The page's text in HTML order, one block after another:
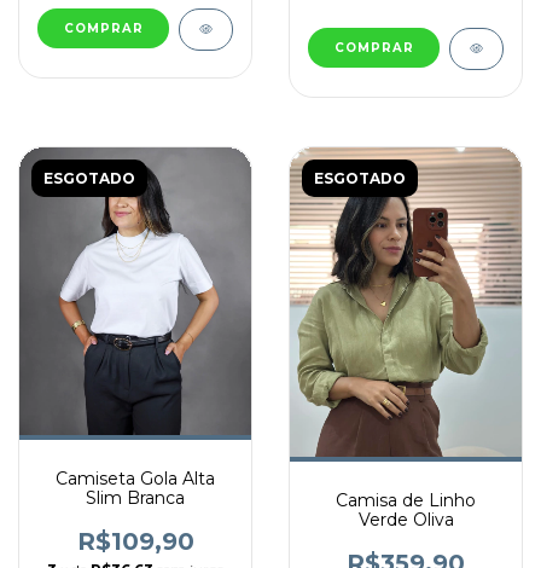
COMPRAR
COMPRAR
ESGOTADO
Camiseta Gola Alta
Slim Branca
R$109,90
ESGOTADO
Camisa de Linho
Verde Oliva